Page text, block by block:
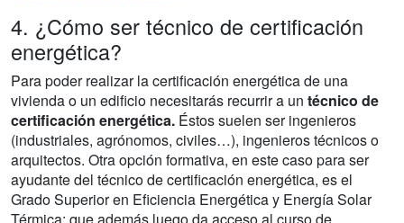
4. ¿Cómo ser técnico de certificación
energética?
Para poder realizar la certificación energética de una
vivienda o un edificio necesitarás recurrir a un técnico de
certificación energética. Éstos suelen ser ingenieros
(industriales, agrónomos, civiles…), ingenieros técnicos o
arquitectos. Otra opción formativa, en este caso para ser
ayudante del técnico de certificación energética, es el
Grado Superior en Eficiencia Energética y Energía Solar
Térmica; que además luego da acceso al curso de